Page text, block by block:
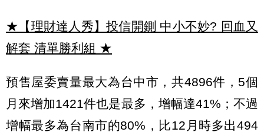
★【理財達人秀】投信開鍘 中小不妙? 回血又
解套 清單勝利組 ★
預售屋委賣量最大為台中市，共4896件，5個
月來增加1421件也是最多，增幅達41%；不過
增幅最多為台南市的80%，比12月時多出494